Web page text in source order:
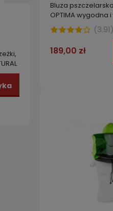
GLIKOFOG
nośnik do
Bluza
OPTIMA wygodna
(3.91)
189,00 zł